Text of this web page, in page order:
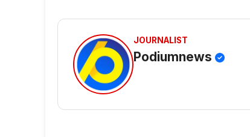
JOURNALIST
Podiumnews